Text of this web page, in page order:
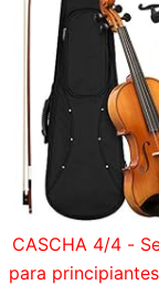
CASCHA 4/4 -
para